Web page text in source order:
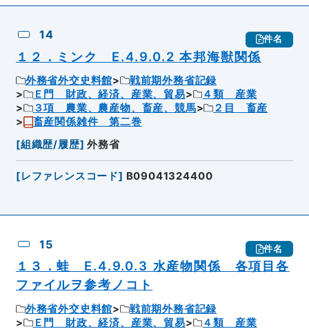
14 件名
１２．ミンク E.4.9.0.2 本邦海獣関係
外務省外交史料館
戦前期外務省記録
Ｅ門 財政、経済、産業、貿易
４類 産業
３項 農業、農産物、畜産、競馬
２目 畜産
畜産関係雑件 第二巻
[組織歴/履歴] 外務省
[レファレンスコード] B09041324400
15 件名
１３．蛙 E.4.9.0.3 水産物関係 各項目各
ファイルヲ参考ノコト
外務省外交史料館
戦前期外務省記録
Ｅ門 財政、経済、産業、貿易
４類 産業